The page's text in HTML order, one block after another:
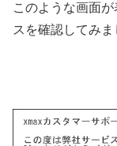
このような画面
スを確認してみま